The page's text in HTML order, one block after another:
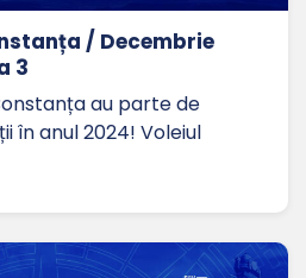
/ Decembrie
3
au parte de
în anul 2024! Voleiul